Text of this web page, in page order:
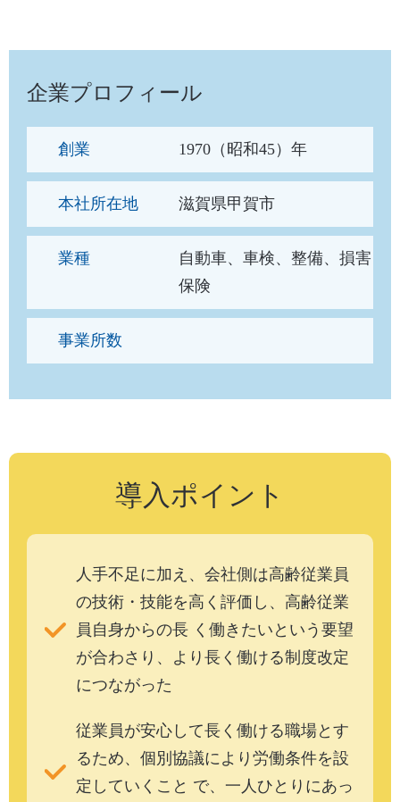
企業プロフィール
創業 1970（昭和45）年
本社所在地 滋賀県甲賀市
業種
自動車、車検、整備、損害
保険
事業所数
導入ポイント
人手不足に加え、会社側は高齢従業員
の技術・技能を高く評価し、高齢従業
員自身からの長 く働きたいという要望
が合わさり、より長く働ける制度改定
につながった
従業員が安心して長く働ける職場とす
るため、個別協議により労働条件を設
定していくこと で、一人ひとりにあっ